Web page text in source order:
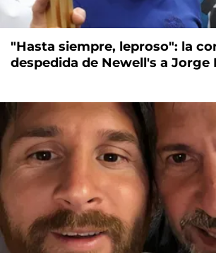
"Hasta siempre, leproso": la
despedida de Newell's a Jorge